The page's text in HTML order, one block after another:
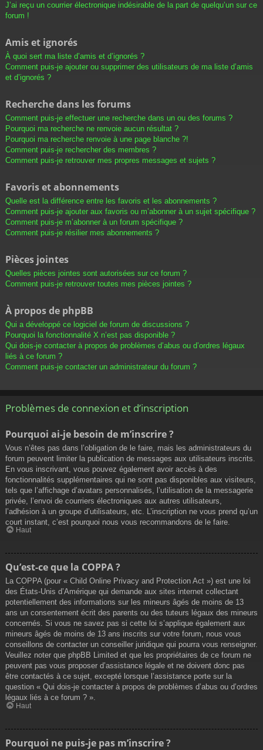
J’ai reçu un courrier électronique indésirable de la part de quelqu’un sur ce
forum !
Amis et ignorés
À quoi sert ma liste d’amis et d’ignorés ?
Comment puis-je ajouter ou supprimer des utilisateurs de ma liste d’amis
et d’ignorés ?
Recherche dans les forums
Comment puis-je effectuer une recherche dans un ou des forums ?
Pourquoi ma recherche ne renvoie aucun résultat ?
Pourquoi ma recherche renvoie à une page blanche ?!
Comment puis-je rechercher des membres ?
Comment puis-je retrouver mes propres messages et sujets ?
Favoris et abonnements
Quelle est la différence entre les favoris et les abonnements ?
Comment puis-je ajouter aux favoris ou m’abonner à un sujet spécifique ?
Comment puis-je m’abonner à un forum spécifique ?
Comment puis-je résilier mes abonnements ?
Pièces jointes
Quelles pièces jointes sont autorisées sur ce forum ?
Comment puis-je retrouver toutes mes pièces jointes ?
À propos de phpBB
Qui a développé ce logiciel de forum de discussions ?
Pourquoi la fonctionnalité X n’est pas disponible ?
Qui dois-je contacter à propos de problèmes d’abus ou d’ordres légaux
liés à ce forum ?
Comment puis-je contacter un administrateur du forum ?
Problèmes de connexion et d’inscription
Pourquoi ai-je besoin de m’inscrire ?
Vous n’êtes pas dans l’obligation de le faire, mais les administrateurs du
forum peuvent limiter la publication de messages aux utilisateurs inscrits.
En vous inscrivant, vous pouvez également avoir accès à des
fonctionnalités supplémentaires qui ne sont pas disponibles aux visiteurs,
tels que l’affichage d’avatars personnalisés, l’utilisation de la messagerie
privée, l’envoi de courriers électroniques aux autres utilisateurs,
l’adhésion à un groupe d’utilisateurs, etc. L’inscription ne vous prend qu’un
court instant, c’est pourquoi nous vous recommandons de le faire.
Haut
Qu’est-ce que la COPPA ?
La COPPA (pour « Child Online Privacy and Protection Act ») est une loi
des États-Unis d’Amérique qui demande aux sites internet collectant
potentiellement des informations sur les mineurs âgés de moins de 13
ans un consentement écrit des parents ou des tuteurs légaux des mineurs
concernés. Si vous ne savez pas si cette loi s’applique également aux
mineurs âgés de moins de 13 ans inscrits sur votre forum, nous vous
conseillons de contacter un conseiller juridique qui pourra vous renseigner.
Veuillez noter que phpBB Limited et que les propriétaires de ce forum ne
peuvent pas vous proposer d’assistance légale et ne doivent donc pas
être contactés à ce sujet, excepté lorsque l’assistance porte sur la
question « Qui dois-je contacter à propos de problèmes d’abus ou d’ordres
légaux liés à ce forum ? ».
Haut
Pourquoi ne puis-je pas m’inscrire ?